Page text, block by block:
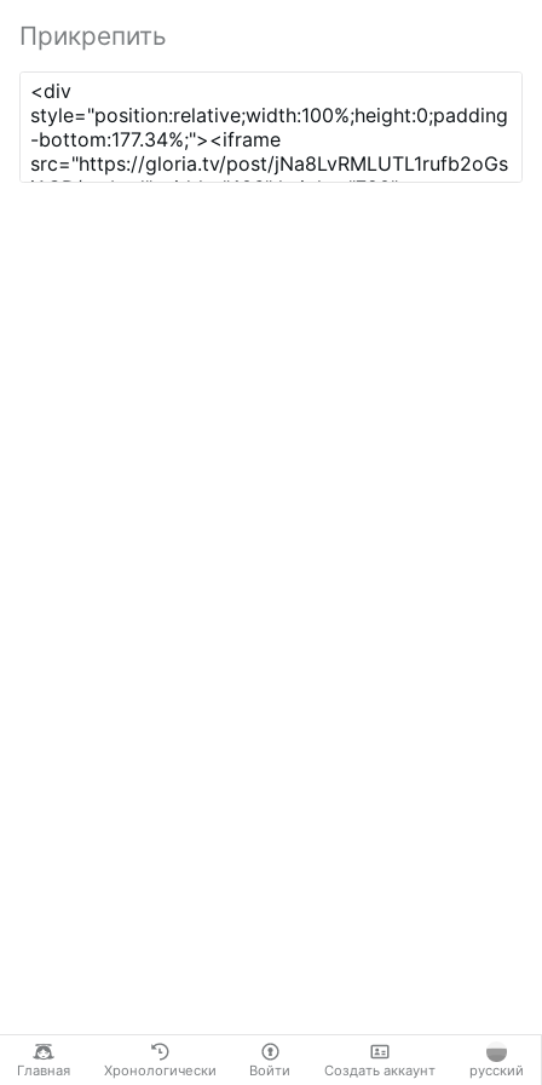
Главная Хронологически Войти Создать аккаунт русский
Прикрепить